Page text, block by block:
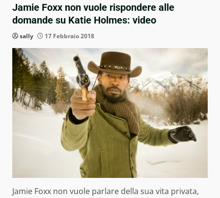
Jamie Foxx non vuole rispondere alle
domande su Katie Holmes: video
sally 17 Febbraio 2018
Jamie Foxx non vuole parlare della sua vita privata,